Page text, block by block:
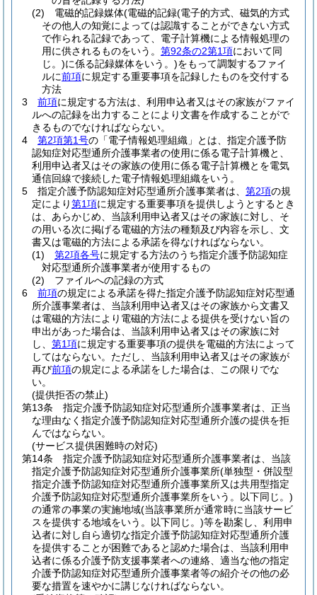
(2)
電磁的記録媒体(電磁的記録(電子的方式、磁気的方式
その他人の知覚によっては認識することができない方式
で作られる記録であって、電子計算機による情報処理の
用に供されるものをいう。 第92条の2第1項において同
じ。)に係る記録媒体をいう。)をもって調製するファイ
ルに前項に規定する重要事項を記録したものを交付する
方法
3
前項に規定する方法は、利用申込者又はその家族がファイ
ルへの記録を出力することにより文書を作成することがで
きるものでなければならない。
4
第2項第1号の「電子情報処理組織」とは、指定介護予防
認知症対応型通所介護事業者の使用に係る電子計算機と、
利用申込者又はその家族の使用に係る電子計算機とを電気
通信回線で接続した電子情報処理組織をいう。
5
指定介護予防認知症対応型通所介護事業者は、 第2項の規
定により第1項に規定する重要事項を提供しようとするとき
は、あらかじめ、当該利用申込者又はその家族に対し、そ
の用いる次に掲げる電磁的方法の種類及び内容を示し、文
書又は電磁的方法による承諾を得なければならない。
(1)
第2項各号に規定する方法のうち指定介護予防認知症
対応型通所介護事業者が使用するもの
(2)
ファイルへの記録の方式
6
前項の規定による承諾を得た指定介護予防認知症対応型通
所介護事業者は、当該利用申込者又はその家族から文書又
は電磁的方法により電磁的方法による提供を受けない旨の
申出があった場合は、当該利用申込者又はその家族に対
し、 第1項に規定する重要事項の提供を電磁的方法によって
してはならない。 ただし、当該利用申込者又はその家族が
再び前項の規定による承諾をした場合は、この限りでな
い。
(提供拒否の禁止)
第13条
指定介護予防認知症対応型通所介護事業者は、正当
な理由なく指定介護予防認知症対応型通所介護の提供を拒
んではならない。
(サービス提供困難時の対応)
第14条
指定介護予防認知症対応型通所介護事業者は、当該
指定介護予防認知症対応型通所介護事業所(単独型・併設型
指定介護予防認知症対応型通所介護事業所又は共用型指定
介護予防認知症対応型通所介護事業所をいう。以下同じ。)
の通常の事業の実施地域(当該事業所が通常時に当該サービ
スを提供する地域をいう。以下同じ。)等を勘案し、利用申
込者に対し自ら適切な指定介護予防認知症対応型通所介護
を提供することが困難であると認めた場合は、当該利用申
込者に係る介護予防支援事業者への連絡、適当な他の指定
介護予防認知症対応型通所介護事業者等の紹介その他の必
要な措置を速やかに講じなければならない。